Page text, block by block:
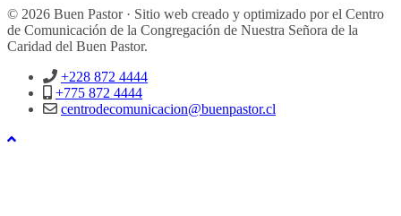
© 2026 Buen Pastor · Sitio web creado y optimizado por el Centro
de Comunicación de la Congregación de Nuestra Señora de la
Caridad del Buen Pastor.
+228 872 4444
+775 872 4444
centrodecomunicacion@buenpastor.cl